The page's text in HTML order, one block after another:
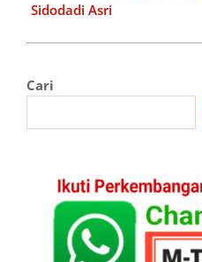
Sidodadi Asri
Cari